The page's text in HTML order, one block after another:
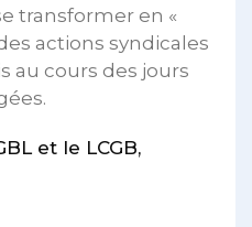
transformer en «
actions syndicales
au cours des jours
et le LCGB,